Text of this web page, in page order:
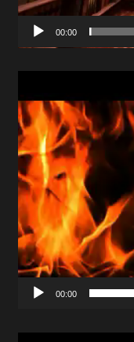
00:00
Player
00:00